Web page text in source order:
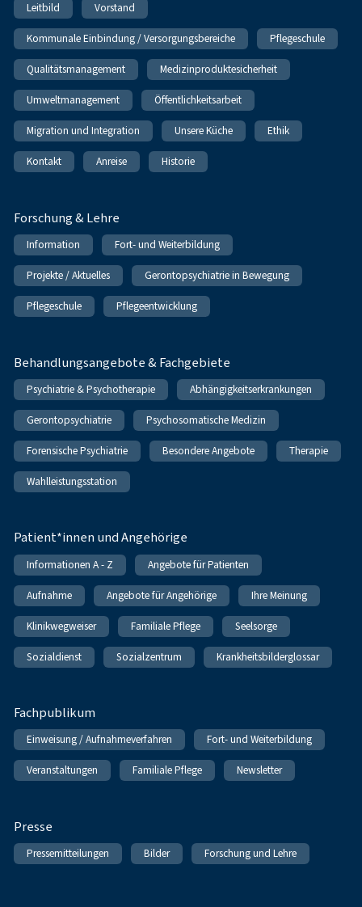
Leitbild Vorstand
Kommunale Einbindung / Versorgungsbereiche Pflegeschule
Qualitätsmanagement Medizinproduktesicherheit
Umweltmanagement Öffentlichkeitsarbeit
Migration und Integration Unsere Küche Ethik
Kontakt Anreise Historie
Forschung & Lehre
Information Fort- und Weiterbildung
Projekte / Aktuelles Gerontopsychiatrie in Bewegung
Pflegeschule Pflegeentwicklung
Behandlungsangebote & Fachgebiete
Psychiatrie & Psychotherapie Abhängigkeitserkrankungen
Gerontopsychiatrie Psychosomatische Medizin
Forensische Psychiatrie Besondere Angebote Therapie
Wahlleistungsstation
Patient*innen und Angehörige
Informationen A - Z Angebote für Patienten
Aufnahme Angebote für Angehörige Ihre Meinung
Klinikwegweiser Familiale Pflege Seelsorge
Sozialdienst Sozialzentrum Krankheitsbilderglossar
Fachpublikum
Einweisung / Aufnahmeverfahren Fort- und Weiterbildung
Veranstaltungen Familiale Pflege Newsletter
Presse
Pressemitteilungen Bilder Forschung und Lehre